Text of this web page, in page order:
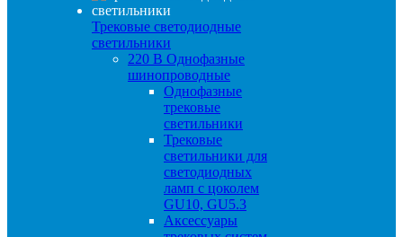
Трековые светодиодные
светильники
220 B Однофазные
шинопроводные
Однофазные
трековые
светильники
Трековые
светильники для
светодиодных
ламп с цоколем
GU10, GU5.3
Аксессуары